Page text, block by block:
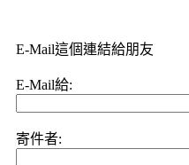
E-Mail這個連結給朋友
E-Mail給:
寄件者: